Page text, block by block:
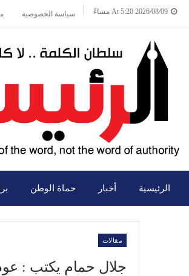
2026/08/09 At 5:20 مساءً سياسة الخصوصية
الرئيسية أخبار حماة الوطن
مقالات
جلال حمام يكتب :